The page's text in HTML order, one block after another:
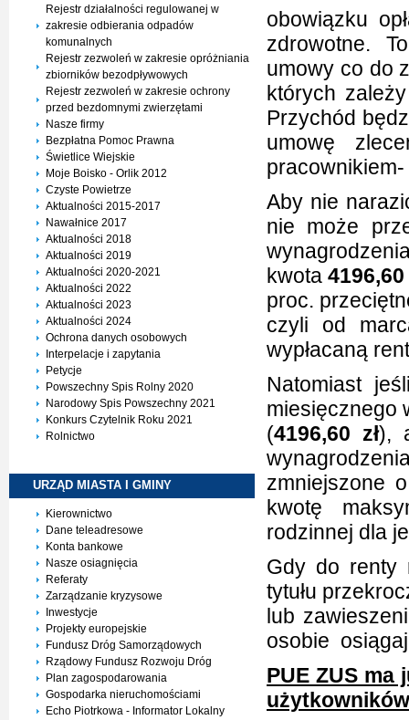
Rejestr działalności regulowanej w
zakresie odbierania odpadów
komunalnych
Rejestr zezwoleń w zakresie opróżniania
zbiorników bezodpływowych
Rejestr zezwoleń w zakresie ochrony
przed bezdomnymi zwierzętami
Nasze firmy
Bezpłatna Pomoc Prawna
Świetlice Wiejskie
Moje Boisko - Orlik 2012
Czyste Powietrze
Aktualności 2015-2017
Nawałnice 2017
Aktualności 2018
Aktualności 2019
Aktualności 2020-2021
Aktualności 2022
Aktualności 2023
Aktualności 2024
Ochrona danych osobowych
Interpelacje i zapytania
Petycje
Powszechny Spis Rolny 2020
Narodowy Spis Powszechny 2021
Konkurs Czytelnik Roku 2021
Rolnictwo
URZĄD MIASTA I GMINY
Kierownictwo
Dane teleadresowe
Konta bankowe
Nasze osiagnięcia
Referaty
Zarządzanie kryzysowe
Inwestycje
Projekty europejskie
Fundusz Dróg Samorządowych
Rządowy Fundusz Rozwoju Dróg
Plan zagospodarowania
Gospodarka nieruchomościami
Echo Piotrkowa - Informator Lokalny
obowiązku
zdrowotne.
umowy co do
których
Przychód
umowę
Aby nie
nie może
kwota
proc.
czyli od
wypłacaną
Natomiast
miesięcznego
(4196,60 zł),
zmniejszone
kwotę
rodzinnej dla
Gdy do renty
tytułu
lub
osobie
PUE ZUS